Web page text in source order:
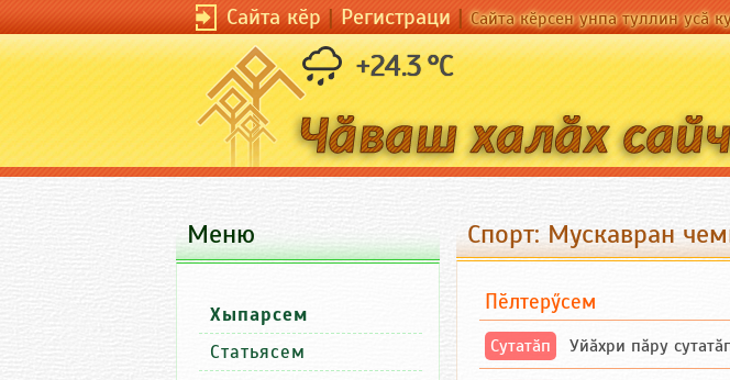
Сайта кӗр|Регистраци|Сайта кӗрсен унпа туллин усӑ
+24.3 °C
Спорт: Мускавран
Пӗлтерӳсем
Сутатӑп Уйăхри пăру
Меню
Хыпарсем
Статьясем